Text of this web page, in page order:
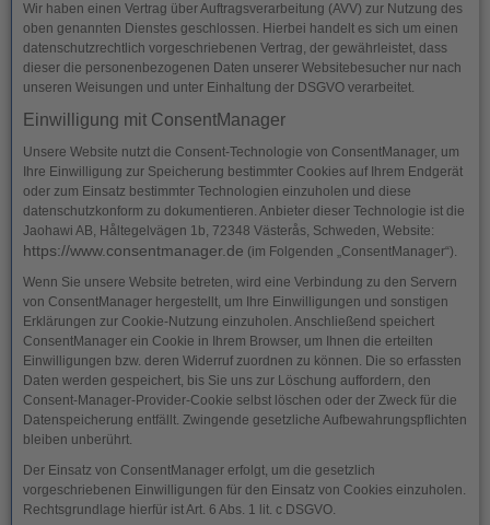
Wir haben einen Vertrag über Auftragsverarbeitung (AVV) zur Nutzung des
oben genannten Dienstes geschlossen. Hierbei handelt es sich um einen
datenschutzrechtlich vorgeschriebenen Vertrag, der gewährleistet, dass
dieser die personenbezogenen Daten unserer Websitebesucher nur nach
unseren Weisungen und unter Einhaltung der DSGVO verarbeitet.
Einwilligung mit ConsentManager
Unsere Website nutzt die Consent-Technologie von ConsentManager, um
Ihre Einwilligung zur Speicherung bestimmter Cookies auf Ihrem Endgerät
oder zum Einsatz bestimmter Technologien einzuholen und diese
datenschutzkonform zu dokumentieren. Anbieter dieser Technologie ist die
Jaohawi AB, Håltegelvägen 1b, 72348 Västerås, Schweden, Website:
https://www.consentmanager.de (im Folgenden „ConsentManager“).
Wenn Sie unsere Website betreten, wird eine Verbindung zu den Servern
von ConsentManager hergestellt, um Ihre Einwilligungen und sonstigen
Erklärungen zur Cookie-Nutzung einzuholen. Anschließend speichert
ConsentManager ein Cookie in Ihrem Browser, um Ihnen die erteilten
Einwilligungen bzw. deren Widerruf zuordnen zu können. Die so erfassten
Daten werden gespeichert, bis Sie uns zur Löschung auffordern, den
Consent-Manager-Provider-Cookie selbst löschen oder der Zweck für die
Datenspeicherung entfällt. Zwingende gesetzliche Aufbewahrungspflichten
bleiben unberührt.
Der Einsatz von ConsentManager erfolgt, um die gesetzlich
vorgeschriebenen Einwilligungen für den Einsatz von Cookies einzuholen.
Rechtsgrundlage hierfür ist Art. 6 Abs. 1 lit. c DSGVO.